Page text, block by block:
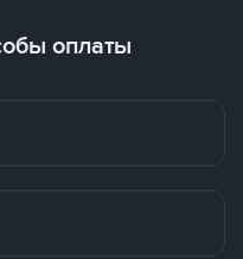
оплаты